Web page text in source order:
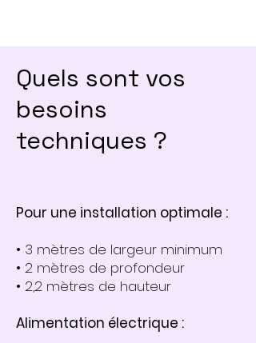
Quels sont vos
besoins
techniques ?
Pour une installation optimale :
• 3 mètres de largeur minimum
• 2 mètres de profondeur
• 2,2 mètres de hauteur
Alimentation électrique :